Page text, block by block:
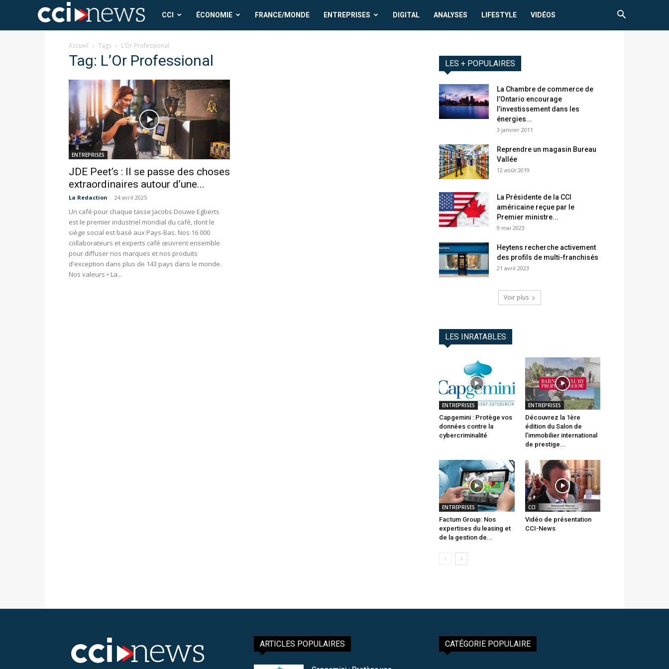
CCI
News
CCI ÉCONOMIE FRANCE/MONDE ENTREPRISES DIGITAL ANALYSES LIFESTYLE VIDÉOS
Accueil Tags L’Or Professional
Tag: L’Or Professional
ENTREPRISES
JDE Peet’s : Il se passe des choses
extraordinaires autour d’une...
La Redaction - 24 avril 2025
Un café pour chaque tasse Jacobs Douwe Egberts
est le premier industriel mondial du café, dont le
siège social est basé aux Pays-Bas. Nos 16 000
collaborateurs et experts café œuvrent ensemble
pour diffuser nos marques et nos produits
d'exception dans plus de 143 pays dans le monde.
Nos valeurs • La...
LES + POPULAIRES
La Chambre de commerce de
l’Ontario encourage
l’investissement dans les
énergies...
3 janvier 2011
Reprendre un magasin Bureau
Vallée
12 août 2019
La Présidente de la CCI
américaine reçue par le
Premier ministre...
9 mai 2023
Heytens recherche activement
des profils de multi-franchisés
21 avril 2023
Voir plus
LES INRATABLES
ENTREPRISES
Capgemini : Protège vos
données contre la
cybercriminalité
ENTREPRISES
Découvrez la 1ère
édition du Salon de
l’immobilier international
de prestige...
ENTREPRISES
Factum Group: Nos
expertises du leasing et
de la gestion de...
CCI
Vidéo de présentation
CCI-News
ARTICLES POPULAIRES CATÉGORIE POPULAIRE